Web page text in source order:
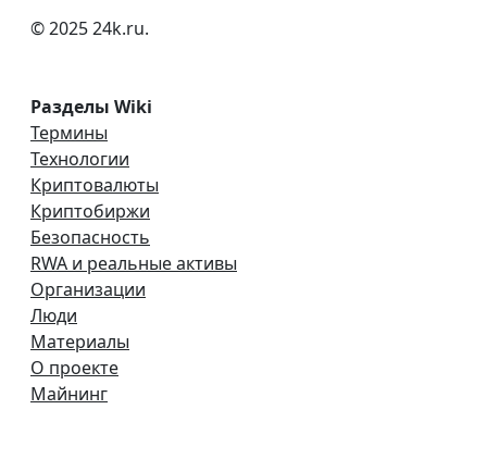
© 2025 24k.ru.
Разделы Wiki
Термины
Технологии
Криптовалюты
Криптобиржи
Безопасность
RWA и реальные активы
Организации
Люди
Материалы
О проекте
Майнинг